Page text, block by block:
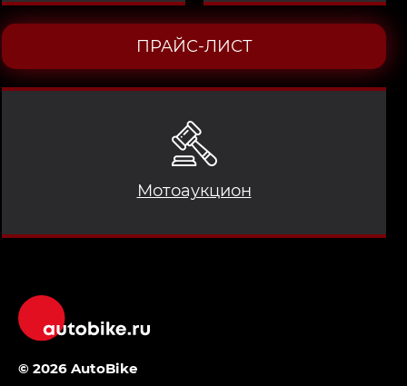
Мотоаукцион
ПРАЙС-ЛИСТ
© 2026 AutoBike